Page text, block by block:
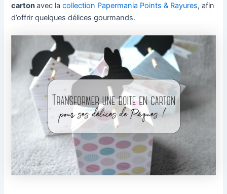
cartonavec lacollection Papermania Points & Rayures, afin
d’offrir quelques délices gourmands.